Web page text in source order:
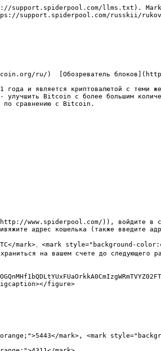
llms.txt).
support.spiderpool.com/russkii/
ru/)  [Обозреватель
и является криптовалютой с теми
Bitcoin с более большим
по сравнению с Bitcoin.
www.spiderpool.com/)), войдите в
адрес кошелька (также введите
mark>、<mark style="background-
храниться на вашем счете до
figcaption></figure>